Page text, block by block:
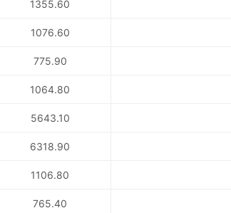
1355.60
1076.60
775.90
1064.80
5643.10
6318.90
1106.80
765.40